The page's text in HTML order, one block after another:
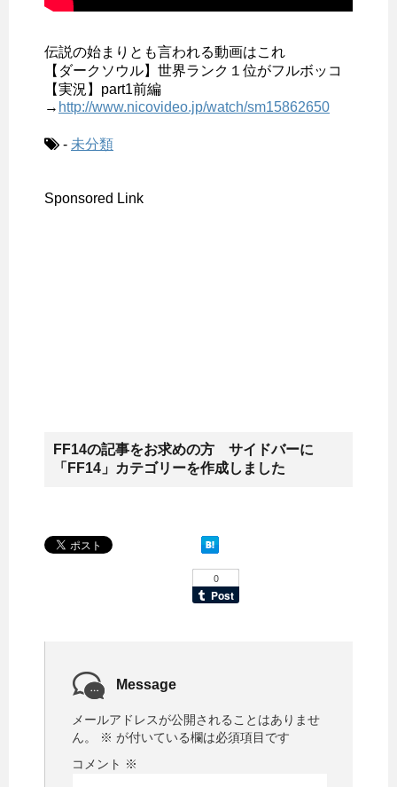
伝説の始まりとも言われる動画はこれ
【ダークソウル】世界ランク１位がフルボッコ
【実況】part1前編
→ http://www.nicovideo.jp/watch/sm15862650
- 未分類
Sponsored Link
FF14の記事をお求めの方 サイドバーに
「FF14」カテゴリーを作成しました
Message
メールアドレスが公開されることはありませ
ん。
※ が付いている欄は必須項目です
コメント ※